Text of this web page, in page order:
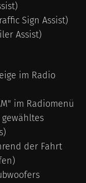
Sign Assist)
Assist)
im Radio
im Radiomenü
der Fahrt